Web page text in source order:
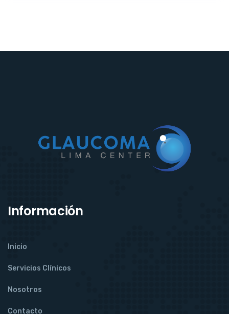
Información
Inicio
Servicios Clínicos
Nosotros
Contacto